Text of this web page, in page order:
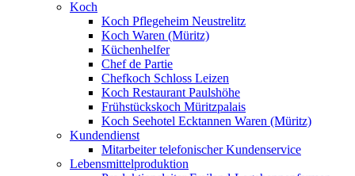
Koch
Koch Pflegeheim Neustrelitz
Koch Waren (Müritz)
Küchenhelfer
Chef de Partie
Chefkoch Schloss Leizen
Koch Restaurant Paulshöhe
Frühstückskoch Müritzpalais
Koch Seehotel Ecktannen Waren (Müritz)
Kundendienst
Mitarbeiter telefonischer Kundenservice
Lebensmittelproduktion